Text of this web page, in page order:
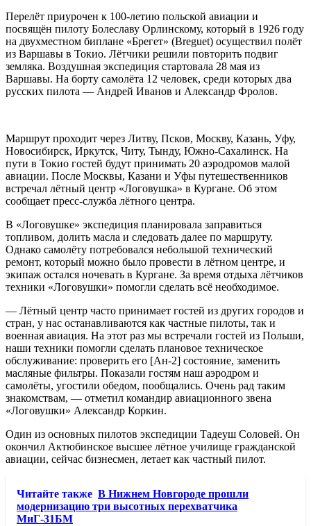
Перелёт приурочен к 100-летию польской авиации и
посвящён пилоту Болеславу Орлинскому, который в 1926 году
на двухместном биплане «Брегет» (Breguet) осуществил полёт
из Варшавы в Токио. Лётчики решили повторить подвиг
земляка. Воздушная экспедиция стартовала 28 мая из
Варшавы. На борту самолёта 12 человек, среди которых два
русских пилота — Андрей Иванов и Александр Фролов.
Маршрут проходит через Литву, Псков, Москву, Казань, Уфу,
Новосибирск, Иркутск, Читу, Тынду, Южно-Сахалинск. На
пути в Токио гостей будут принимать 20 аэродромов малой
авиации. После Москвы, Казани и Уфы путешественников
встречал лётный центр «Логовушка» в Кургане. Об этом
сообщает пресс-служба лётного центра.
В «Логовушке» экспедиция планировала заправиться
топливом, долить масла и следовать далее по маршруту.
Однако самолёту потребовался небольшой технический
ремонт, который можно было провести в лётном центре, и
экипаж остался ночевать в Кургане. За время отдыха лётчиков
техники «Логовушки» помогли сделать всё необходимое.
— Лётный центр часто принимает гостей из других городов и
стран, у нас останавливаются как частные пилоты, так и
военная авиация. На этот раз мы встречали гостей из Польши,
наши техники помогли сделать плановое техническое
обслуживание: проверить его [Ан-2] состояние, заменить
масляные фильтры. Показали гостям наш аэродром и
самолёты, угостили обедом, пообщались. Очень рад таким
знакомствам, — отметил командир авиационного звена
«Логовушки» Александр Коркин.
Один из основных пилотов экспедиции Тадеуш Соловей. Он
окончил Актюбинское высшее лётное училище гражданской
авиации, сейчас бизнесмен, летает как частный пилот.
Читайте также В Нижнем Новгороде прошли
модернизацию три высотных перехватчика
МиГ-31БМ